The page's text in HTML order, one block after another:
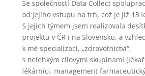
Se společností Data Collect
od jejího vstupu na trh, což je již 13
S jejich týmem jsem realizovala
projektů v ČR i na Slovensku, a
k mé specializaci, „zdravotnictví“,
s nelehkým cílovými skupinami
lékárníci, management